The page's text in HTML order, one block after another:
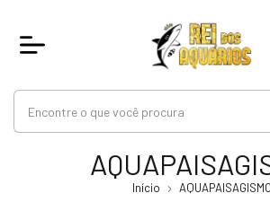
Início AQUAPAISAGISMO